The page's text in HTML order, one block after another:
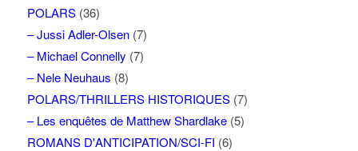
POLARS(36)
– Jussi Adler-Olsen(7)
– Michael Connelly (7)
– Nele Neuhaus (8)
POLARS/THRILLERS HISTORIQUES(7)
– Les enquêtes de Matthew Shardlake(5)
ROMANS D'ANTICIPATION/SCI-FI (6)